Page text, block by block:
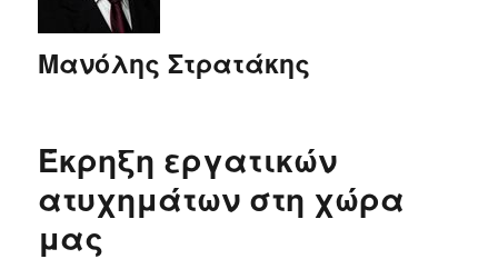
Μανόλης Στρατάκης
Έκρηξη εργατικών
ατυχημάτων στη χώρα
μας